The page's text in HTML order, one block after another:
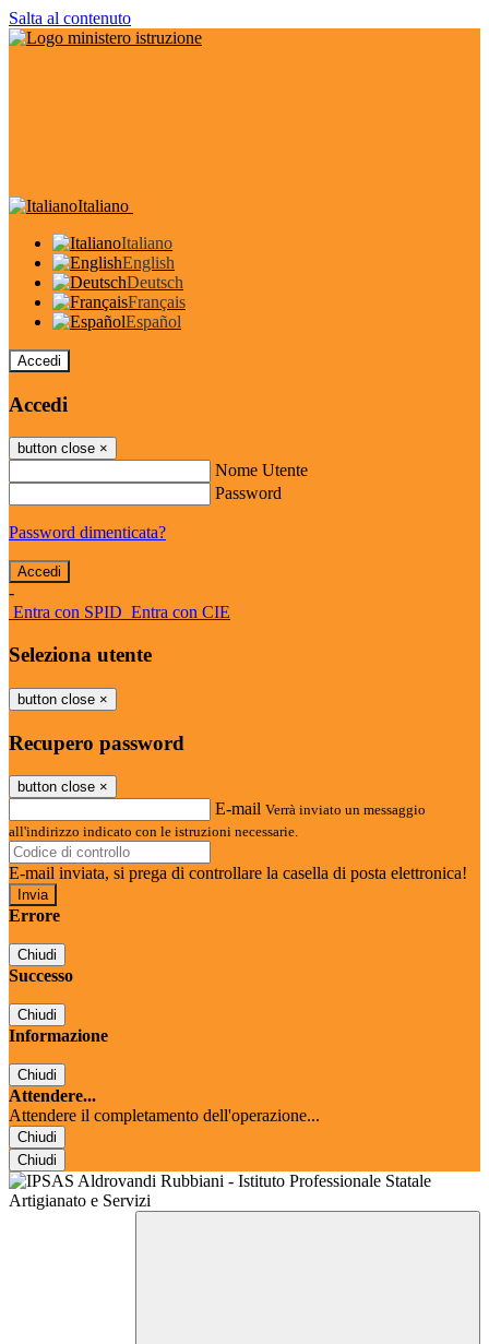
Salta al contenuto
Italiano
Italiano
English
Deutsch
Français
Español
Accedi
Accedi
button close ×
Nome Utente
Password
Password dimenticata?
-
Entra con SPID Entra con CIE
Seleziona utente
button close ×
Recupero password
button close ×
E-mail Verrà inviato un messaggio
all'indirizzo indicato con le istruzioni necessarie.
E-mail inviata, si prega di controllare la casella di posta elettronica!
Errore
Chiudi
Successo
Chiudi
Informazione
Chiudi
Attendere...
Attendere il completamento dell'operazione...
Chiudi
Chiudi